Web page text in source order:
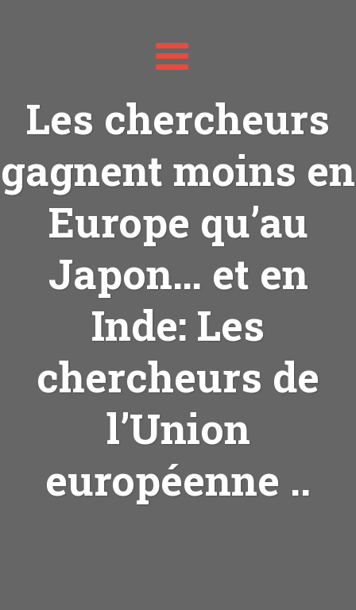
Toggle
navigation
Les chercheurs
gagnent moins en
Europe qu’au
Japon… et en
Inde: Les
chercheurs de
l’Union
européenne ..